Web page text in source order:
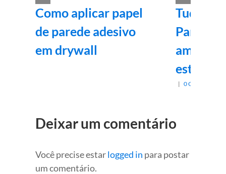
Como aplicar papel
de parede adesivo
em drywall
Tudo
Parede:
estilo e
| 0 Comentários
Deixar um comentário
Você precise estarlogged in para postar
um comentário.